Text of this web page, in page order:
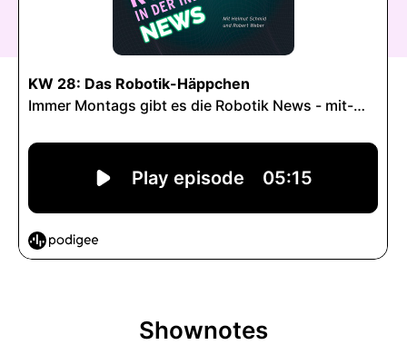
Shownotes